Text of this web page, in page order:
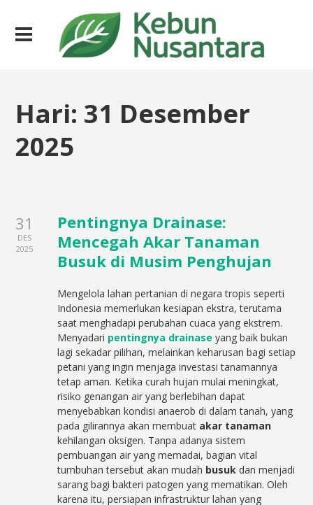
Hari: 31 Desember
2025
31
DES
2025
Pentingnya Drainase:
Mencegah Akar Tanaman
Busuk di Musim Penghujan
Mengelola lahan pertanian di negara tropis seperti
Indonesia memerlukan kesiapan ekstra, terutama
saat menghadapi perubahan cuaca yang ekstrem.
Menyadari pentingnya drainase yang baik bukan
lagi sekadar pilihan, melainkan keharusan bagi setiap
petani yang ingin menjaga investasi tanamannya
tetap aman. Ketika curah hujan mulai meningkat,
risiko genangan air yang berlebihan dapat
menyebabkan kondisi anaerob di dalam tanah, yang
pada gilirannya akan membuat akar tanaman
kehilangan oksigen. Tanpa adanya sistem
pembuangan air yang memadai, bagian vital
tumbuhan tersebut akan mudah busuk dan menjadi
sarang bagi bakteri patogen yang mematikan. Oleh
karena itu, persiapan infrastruktur lahan yang